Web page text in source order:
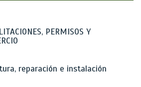
PERMISOS Y
reparación e instalación